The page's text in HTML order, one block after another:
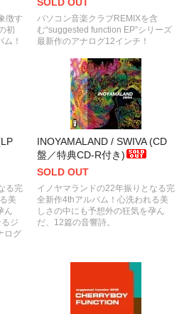
徴す
初
！
パソコン音楽クラブREMIXを含
む“suggested function EP”シリーズ
最新作のアナログ12インチ！
る完
美
ん
ジ
ログ
INOYAMALAND / SWIVA (CD
盤／特典CD-R付き)
SOLD OUT
イノヤマランドの22年振りとなる完
全新作4thアルバム！心洗われる美
しさの中にも予想外の狂気を孕ん
だ、12篇の音響詩。